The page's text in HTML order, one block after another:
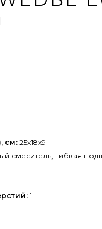
см:25х18х9
смеситель, гибкая
1